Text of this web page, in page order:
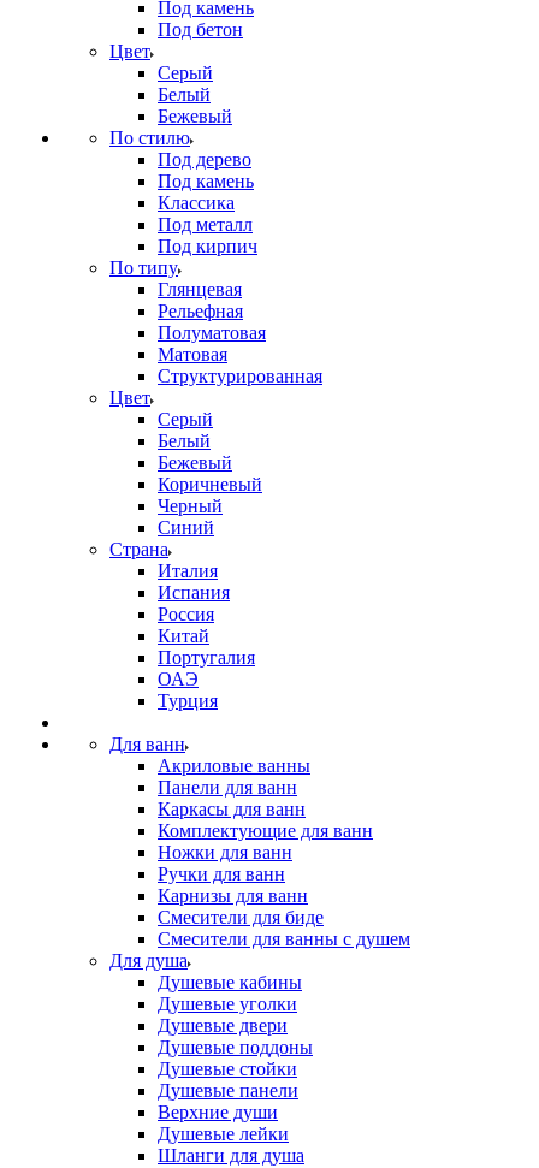
Под камень
Под бетон
Цвет
Серый
Белый
Бежевый
По стилю
Под дерево
Под камень
Классика
Под металл
Под кирпич
По типу
Глянцевая
Рельефная
Полуматовая
Матовая
Структурированная
Цвет
Серый
Белый
Бежевый
Коричневый
Черный
Синий
Страна
Италия
Испания
Россия
Китай
Португалия
ОАЭ
Турция
Для ванн
Акриловые ванны
Панели для ванн
Каркасы для ванн
Комплектующие для ванн
Ножки для ванн
Ручки для ванн
Карнизы для ванн
Смесители для биде
Смесители для ванны с душем
Для душа
Душевые кабины
Душевые уголки
Душевые двери
Душевые поддоны
Душевые стойки
Душевые панели
Верхние души
Душевые лейки
Шланги для душа